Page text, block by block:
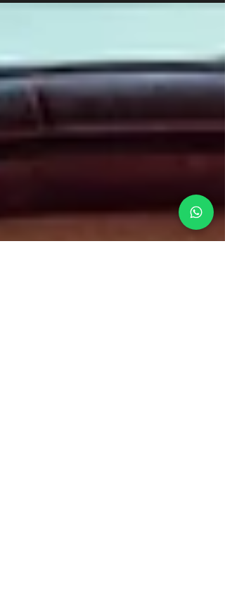
חוויה בלתי נשכחת!